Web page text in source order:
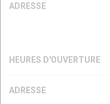
ADRESSE
HEURES D'OUVERTURE
ADRESSE